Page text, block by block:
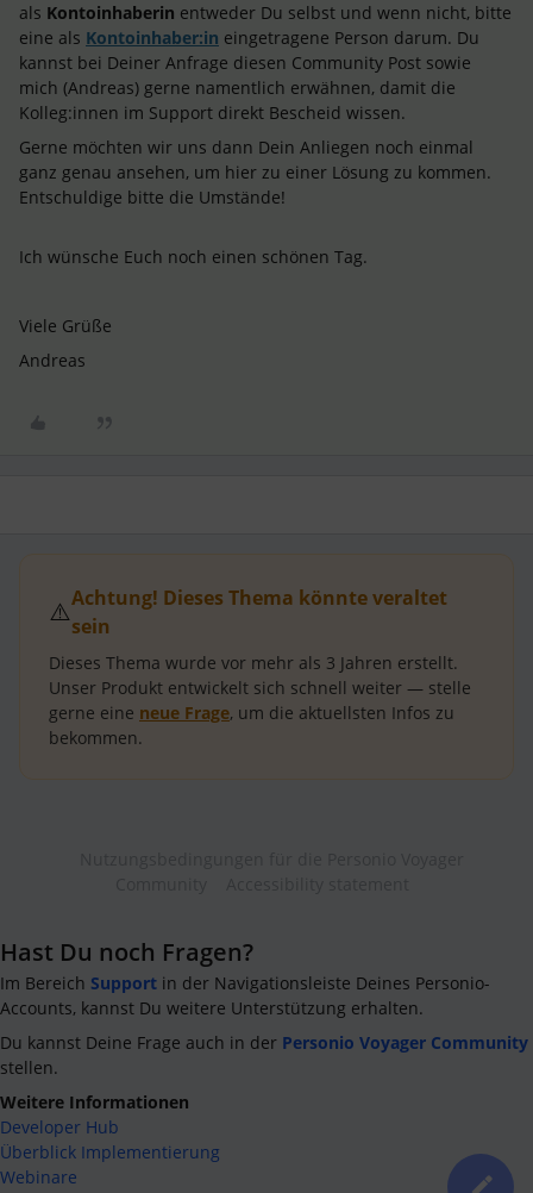
als Kontoinhaberin entweder Du selbst und wenn nicht, bitte
eine als Kontoinhaber:in eingetragene Person darum. Du
kannst bei Deiner Anfrage diesen Community Post sowie
mich (Andreas) gerne namentlich erwähnen, damit die
Kolleg:innen im Support direkt Bescheid wissen.
Gerne möchten wir uns dann Dein Anliegen noch einmal
ganz genau ansehen, um hier zu einer Lösung zu kommen.
Entschuldige bitte die Umstände!
Ich wünsche Euch noch einen schönen Tag.
Viele Grüße
Andreas​​​​​
⚠️Achtung! Dieses Thema könnte veraltet
sein
Dieses Thema wurde vor mehr als 3 Jahren erstellt.
Unser Produkt entwickelt sich schnell weiter — stelle
gerne eine neue Frage, um die aktuellsten Infos zu
bekommen.
Hast Du noch Fragen?
Im Bereich Support in der Navigationsleiste Deines Personio-
Accounts, kannst Du weitere Unterstützung erhalten.
Du kannst Deine Frage auch in der Personio Voyager Community
stellen.
Weitere Informationen
Developer Hub
Überblick Implementierung
Webinare